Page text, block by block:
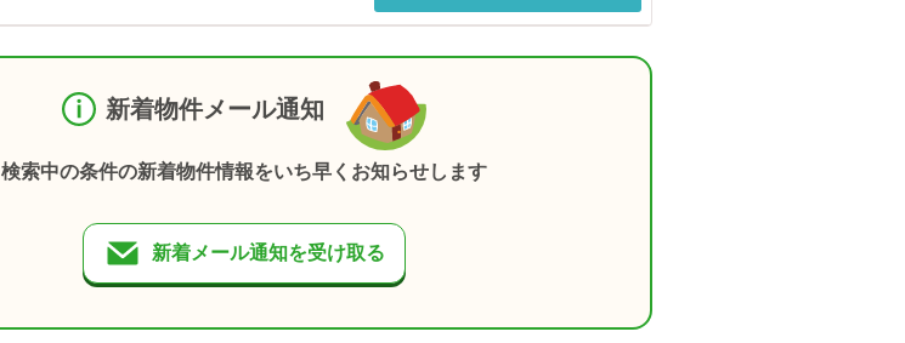
新着物件メール通知
検索中の条件の新着物件情報をいち早くお知らせします
新着メール通知を受け取る